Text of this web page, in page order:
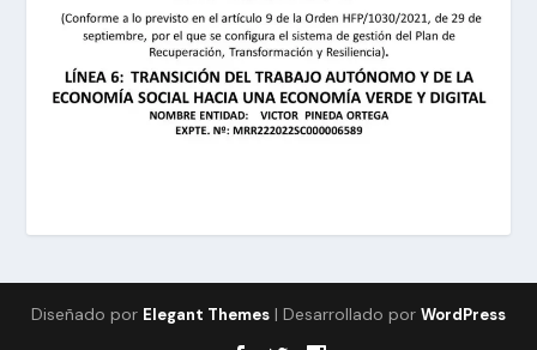
Diseñado por Elegant Themes | Desarrollado por WordPress